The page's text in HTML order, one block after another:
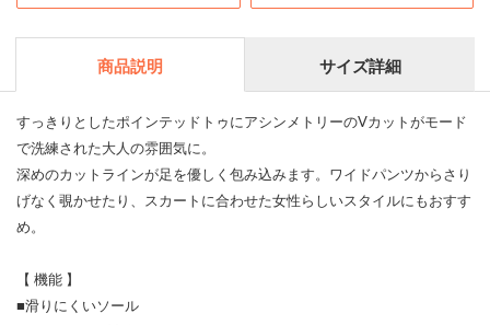
商品説明 サイズ詳細
すっきりとしたポインテッドトゥにアシンメトリーのVカットがモード
で洗練された大人の雰囲気に。
深めのカットラインが足を優しく包み込みます。ワイドパンツからさり
げなく覗かせたり、スカートに合わせた女性らしいスタイルにもおすす
め。
【 機能 】
■滑りにくいソール